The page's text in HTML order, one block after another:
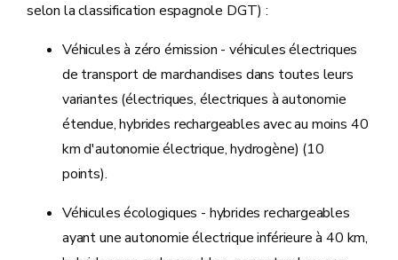
selon la classification espagnole DGT) :
Véhicules à zéro émission - véhicules électriques
de transport de marchandises dans toutes leurs
variantes (électriques, électriques à autonomie
étendue, hybrides rechargeables avec au moins 40
km d'autonomie électrique, hydrogène) (10
points).
Véhicules écologiques - hybrides rechargeables
ayant une autonomie électrique inférieure à 40 km,